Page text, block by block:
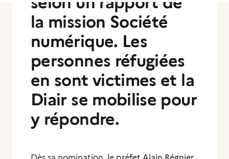
la mission Société
numérique. Les
personnes réfugiées
en sont victimes et la
Diair se mobilise pour
y répondre.